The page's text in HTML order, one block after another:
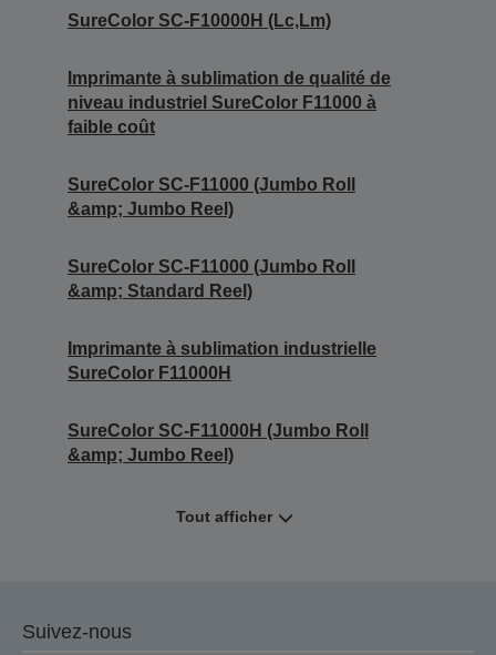
SureColor SC-F10000H (Lc,Lm)
Imprimante à sublimation de qualité de
niveau industriel SureColor F11000 à
faible coût
SureColor SC-F11000 (Jumbo Roll
&amp; Jumbo Reel)
SureColor SC-F11000 (Jumbo Roll
&amp; Standard Reel)
Imprimante à sublimation industrielle
SureColor F11000H
SureColor SC-F11000H (Jumbo Roll
&amp; Jumbo Reel)
Tout afficher
Suivez-nous